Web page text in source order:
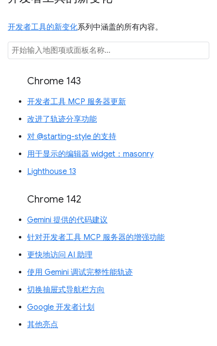
开发者工具的新变化系列中涵盖的所有内容。
Chrome 143
开发者工具 MCP 服务器更新
改进了轨迹分享功能
对 @starting-style 的支持
用于显示的编辑器 widget：masonry
Lighthouse 13
Chrome 142
Gemini 提供的代码建议
针对开发者工具 MCP 服务器的增强功能
更快地访问 AI 助理
使用 Gemini 调试完整性能轨迹
切换抽屉式导航栏方向
Google 开发者计划
其他亮点